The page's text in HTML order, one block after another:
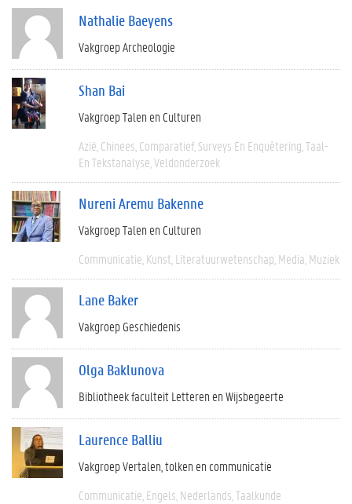
Nathalie Baeyens
Vakgroep Archeologie
Shan Bai
Vakgroep Talen en Culturen
Azië Chinees Comparatief Surveys En Enquêtering Taal-
En Tekstanalyse Veldonderzoek
Nureni Aremu Bakenne
Vakgroep Talen en Culturen
Communicatie Kunst Literatuurwetenschap Media Muziek
Lane Baker
Vakgroep Geschiedenis
Olga Baklunova
Bibliotheek faculteit Letteren en Wijsbegeerte
Laurence Balliu
Vakgroep Vertalen, tolken en communicatie
Communicatie Engels Nederlands Taalkunde